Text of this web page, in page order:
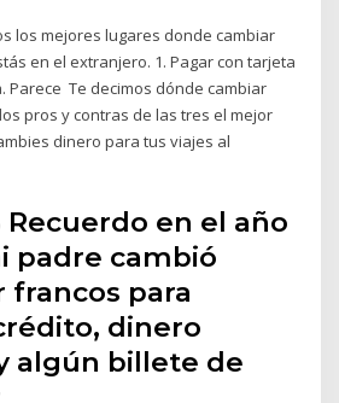
los mejores lugares donde cambiar
en el extranjero. 1. Pagar con tarjeta
Parece Te decimos dónde cambiar
pros y contras de las tres el mejor
dinero para tus viajes al
Recuerdo en el año
padre cambió
francos para
dinero
algún billete de